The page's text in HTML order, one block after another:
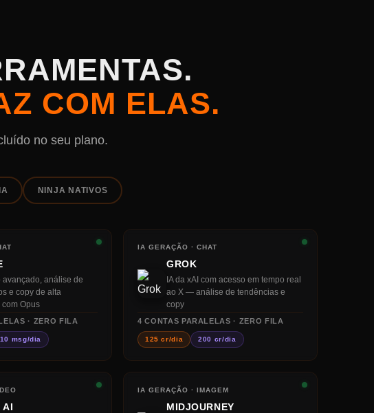
COM ELAS.
no seu plano.
NINJA NATIVOS
avançado, análise de
e copy de alta
Opus
· ZERO FILA
msg/dia
IA GERAÇÃO · CHAT
GROK
IA da xAI com acesso em tempo real
ao X — análise de tendências e
copy
4CONTAS PARALELAS · ZERO FILA
125 cr/dia 200 cr/dia
AI
IA GERAÇÃO · IMAGEM
MIDJOURNEY